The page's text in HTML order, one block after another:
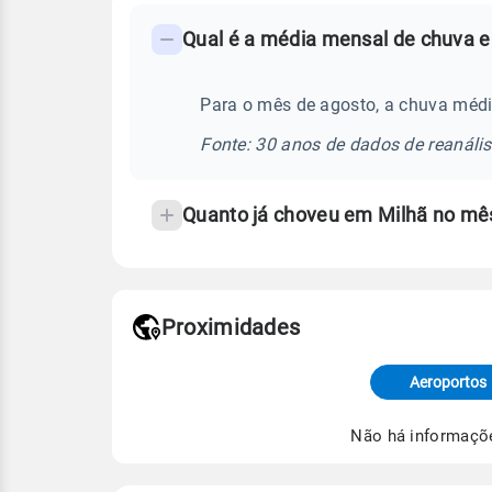
frequentes
temperatura
Qual é a média mensal de chuva
Para o mês de agosto, a chuva
Fonte: 30 anos de dados de
Quanto já choveu em Milhã no
de Tempo e Estudos Climáticos
Proximidades
Aeroportos
Não há